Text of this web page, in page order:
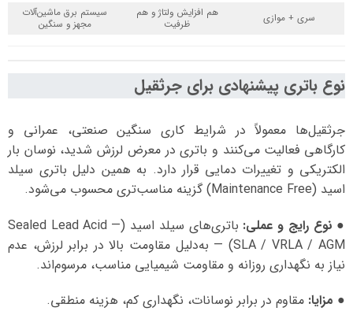
سری + موازی
هم افزایش ولتاژ و هم
ظرفیت
سیستم برق ماشین‌آلات
مجهز و سنگین
نوع باتری پیشنهادی برای جرثقیل
جرثقیل‌ها معمولاً در شرایط کاری سنگین صنعتی، عمرانی و
کارگاهی فعالیت می‌کنند و باتری در معرض لرزش شدید، نوسان بار
الکتریکی و تغییرات دمایی قرار دارد. به همین دلیل باتری سیلد
اسید (Maintenance Free) گزینه مناسب‌تری محسوب می‌شود.
● نوع رایج و عملی:
باتری‌های سیلد اسید (Sealed Lead Acid —
SLA / VRLA / AGM) — به‌دلیل مقاومت بالا در برابر لرزش، عدم
نیاز به نگهداری روزانه و مقاومت شیمیایی مناسب، مرسوم‌اند.
● مزایا: مقاوم در برابر نوسانات، نگهداری کم، هزینه منطقی.